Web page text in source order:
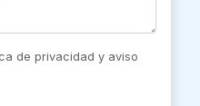
de privacidad y aviso